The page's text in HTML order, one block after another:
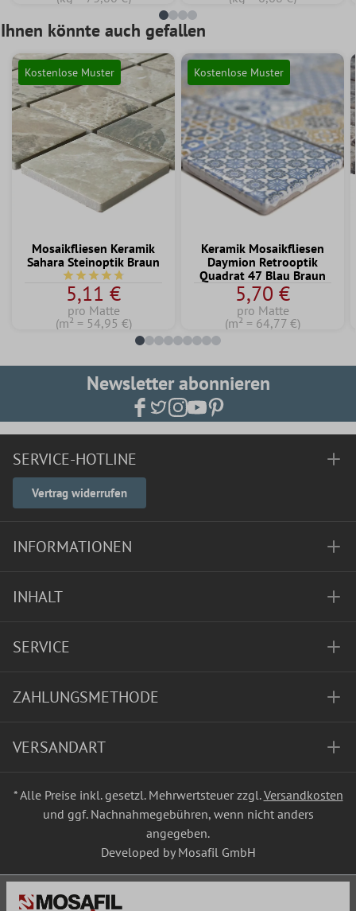
Ihnen könnte auch gefallen
Kostenlose Muster
Mosaikfliesen Keramik
Sahara Steinoptik Braun
Durchschnittliche Bewertung von 4.6 von 5 Sternen
5,11 €
pro Matte
(m² = 54,95 €)
Kostenlose Muster
Keramik Mosaikfliesen
Daymion Retrooptik
Quadrat 47 Blau Braun
5,70 €
pro Matte
(m² = 64,77 €)
Newsletter abonnieren
SERVICE-HOTLINE
Vertrag widerrufen
INFORMATIONEN
INHALT
SERVICE
ZAHLUNGSMETHODE
VERSANDART
* Alle Preise inkl. gesetzl. Mehrwertsteuer zzgl.Versandkosten
und ggf. Nachnahmegebühren, wenn nicht anders
angegeben.
Developed by Mosafil GmbH